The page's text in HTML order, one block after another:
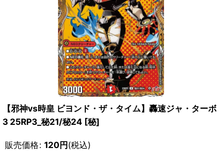
【邪神vs時皇 ビヨンド・ザ・タイム】轟速ジャ・ターボ
3 25RP3_秘21/秘24 [秘]
販売価格: 120円(税込)